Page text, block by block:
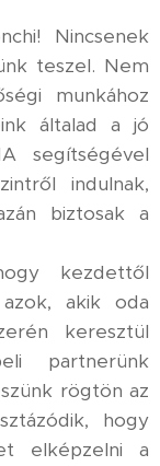
Nincsenek
teszel. Nem
munkához
általad a jó
segítségével
indulnak,
biztosak a
kezdettől
akik oda
keresztül
partnerünk
rögtön az
hogy
elképzelni a